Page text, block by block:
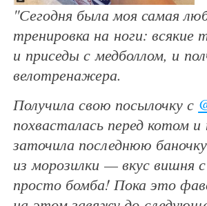
"Сегодня была моя самая
тренировка на ноги: всякие
и приседы с медболлом, и
велотренажера.
Получила свою посылочку с
похвасталась перед котом
заточила последнюю
из морозилки — вкус вишня
просто бомба! Пока это